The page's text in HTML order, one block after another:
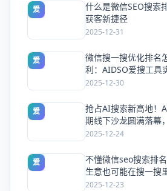
爱
什么是微信SEO搜索
获客新捷径
2025-12-31
爱
微信搜一搜优化排名
利：AIDSO爱搜工具
2025-12-30
爱
抢占AI搜索新高地！
期线下沙龙圆满落幕
新纪元
2025-12-24
爱
不懂微信seo搜索排
生意也可能在搜一搜
2025-12-23